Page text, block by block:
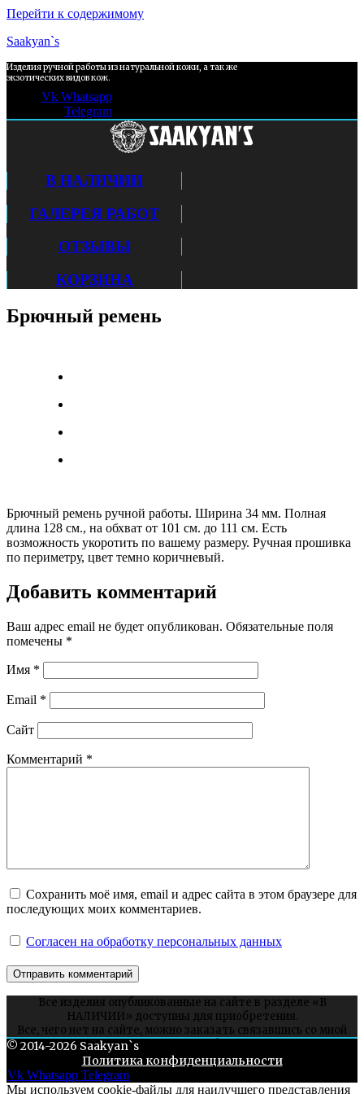
Перейти к содержимому
Saakyan`s
Изделия ручной работы из натуральной кожи, а так же
экзотических видов кож.
Vk Whatsapp
Telegram
В НАЛИЧИИ
ГАЛЕРЕЯ РАБОТ
ОТЗЫВЫ
КОРЗИНА
Брючный ремень
Брючный ремень ручной работы. Ширина 34 мм. Полная
длина 128 см., на обхват от 101 см. до 111 см. Есть
возможность укоротить по вашему размеру. Ручная прошивка
по периметру, цвет темно коричневый.
Добавить комментарий
Ваш адрес email не будет опубликован. Обязательные поля
помечены *
Имя *
Email *
Сайт
Комментарий *
Сохранить моё имя, email и адрес сайта в этом браузере для
последующих моих комментариев.
Согласен на обработку персональных данных
Все изделия опубликованные на сайте в разделе «В
НАЛИЧИИ» доступны для приобретения.
Все, чего нет на сайте, можно заказать связавшись со мной
через соцсети или whatsapp.
© 2014-2026 Saakyan`s
Политика конфиденциальности
Vk Whatsapp Telegram
Мы используем cookie-файлы для наилучшего представления